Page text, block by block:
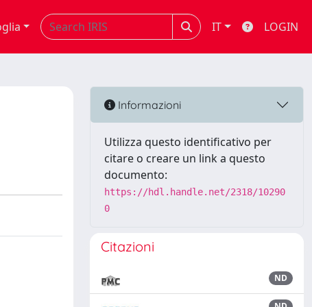
IT LOGIN
Informazioni
Utilizza questo identificativo per
citare o creare un link a questo
documento:
https://hdl.handle.net/2318/10290
0
Citazioni
ND